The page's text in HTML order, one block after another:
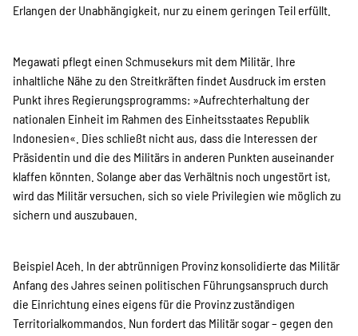
Kontakt
english
Suche
Erlangen der Unabhängigkeit, nur zu einem geringen Teil erfüllt.
Megawati pflegt einen Schmusekurs mit dem Militär. Ihre
inhaltliche Nähe zu den Streitkräften findet Ausdruck im ersten
Punkt ihres Regierungsprogramms: »Aufrechterhaltung der
nationalen Einheit im Rahmen des Einheitsstaates Republik
Indonesien«. Dies schließt nicht aus, dass die Interessen der
Präsidentin und die des Militärs in anderen Punkten auseinander
klaffen könnten. Solange aber das Verhältnis noch ungestört ist,
wird das Militär versuchen, sich so viele Privilegien wie möglich zu
sichern und auszubauen.
Beispiel Aceh. In der abtrünnigen Provinz konsolidierte das Militär
Anfang des Jahres seinen politischen Führungsanspruch durch
die Einrichtung eines eigens für die Provinz zuständigen
Territorialkommandos. Nun fordert das Militär sogar – gegen den